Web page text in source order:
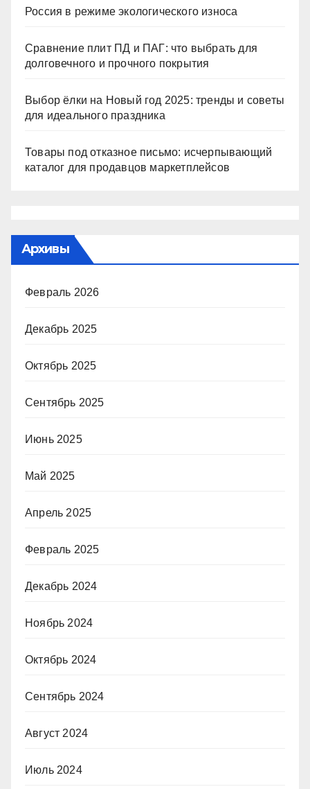
Россия в режиме экологического износа
Сравнение плит ПД и ПАГ: что выбрать для
долговечного и прочного покрытия
Выбор ёлки на Новый год 2025: тренды и советы
для идеального праздника
Товары под отказное письмо: исчерпывающий
каталог для продавцов маркетплейсов
Архивы
Февраль 2026
Декабрь 2025
Октябрь 2025
Сентябрь 2025
Июнь 2025
Май 2025
Апрель 2025
Февраль 2025
Декабрь 2024
Ноябрь 2024
Октябрь 2024
Сентябрь 2024
Август 2024
Июль 2024